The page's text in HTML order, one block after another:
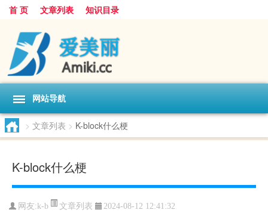
首 页 文章列表 知识目录
网站导航
> 文章列表 > K-block什么梗
K-block什么梗
网友: k-b 文章列表 2024-08-12 12:41:32